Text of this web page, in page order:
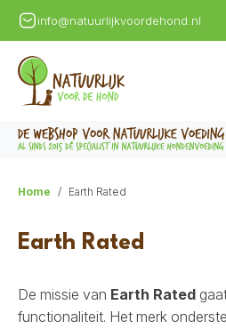
info@natuurlijkvoordehond.nl
Home Earth Rated
Earth Rated
De missie van Earth Rated
functionaliteit. Het merk